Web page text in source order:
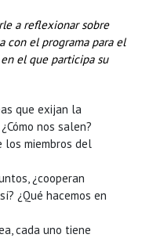
a reflexionar sobre
con el programa para el
el que participa su
que exijan la
nos salen?
los miembros del
¿cooperan
¿Qué hacemos en
cada uno tiene